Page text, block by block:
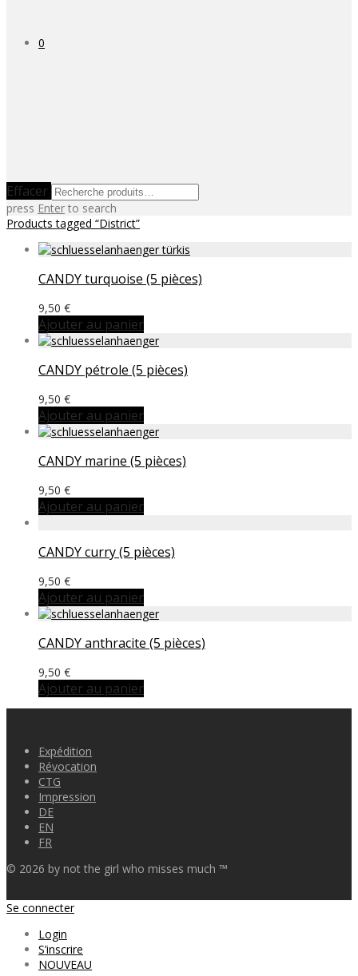
0
Effacer
press Enter to search
Products tagged “District”
CANDY turquoise (5 pièces)
9,50 €
Ajouter au panier
CANDY pétrole (5 pièces)
9,50 €
Ajouter au panier
CANDY marine (5 pièces)
9,50 €
Ajouter au panier
CANDY curry (5 pièces)
9,50 €
Ajouter au panier
CANDY anthracite (5 pièces)
9,50 €
Ajouter au panier
Expédition
Révocation
CTG
Impression
DE
EN
FR
© 2026 by not the girl who misses much ™
Se connecter
Login
S’inscrire
NOUVEAU